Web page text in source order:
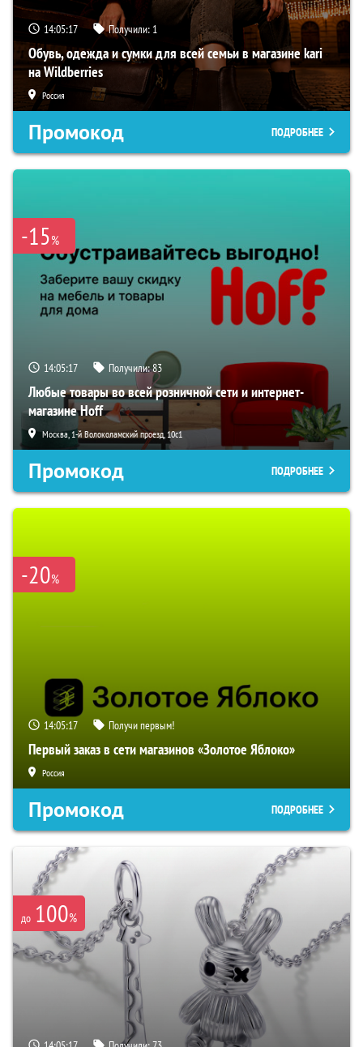
14:05:16 Получили: 1
Обувь, одежда и сумки для всей семьи в магазине kari
на Wildberries
Россия
Промокод ПОДРОБНЕЕ
-15%
14:05:16 Получили:83
Любые товары во всей розничной сети и интернет-
магазине Hoff
Москва, 1-й Волоколамский проезд, 10с1
Промокод ПОДРОБНЕЕ
-20%
14:05:16 Получи первым!
Первый заказ в сети магазинов «Золотое Яблоко»
Россия
Промокод ПОДРОБНЕЕ
до 100%